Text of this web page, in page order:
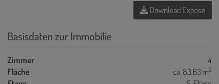
Download Expose
Basisdaten zur Immobilie
Zimmer
4
Fläche
ca. 83,63 m2